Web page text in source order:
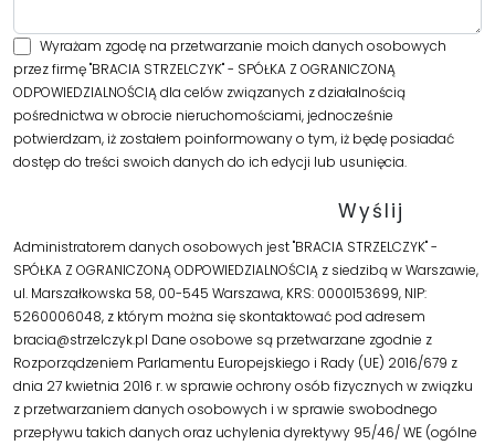
Wyrażam zgodę na przetwarzanie moich danych osobowych
przez firmę "BRACIA STRZELCZYK" - SPÓŁKA Z OGRANICZONĄ
ODPOWIEDZIALNOŚCIĄ dla celów związanych z działalnością
pośrednictwa w obrocie nieruchomościami, jednocześnie
potwierdzam, iż zostałem poinformowany o tym, iż będę posiadać
dostęp do treści swoich danych do ich edycji lub usunięcia.
Administratorem danych osobowych jest "BRACIA STRZELCZYK" -
SPÓŁKA Z OGRANICZONĄ ODPOWIEDZIALNOŚCIĄ z siedzibą w Warszawie,
ul. Marszałkowska 58, 00-545 Warszawa, KRS: 0000153699, NIP:
5260006048, z którym można się skontaktować pod adresem
bracia@strzelczyk.pl Dane osobowe są przetwarzane zgodnie z
Rozporządzeniem Parlamentu Europejskiego i Rady (UE) 2016/679 z
dnia 27 kwietnia 2016 r. w sprawie ochrony osób fizycznych w związku
z przetwarzaniem danych osobowych i w sprawie swobodnego
przepływu takich danych oraz uchylenia dyrektywy 95/46/ WE (ogólne